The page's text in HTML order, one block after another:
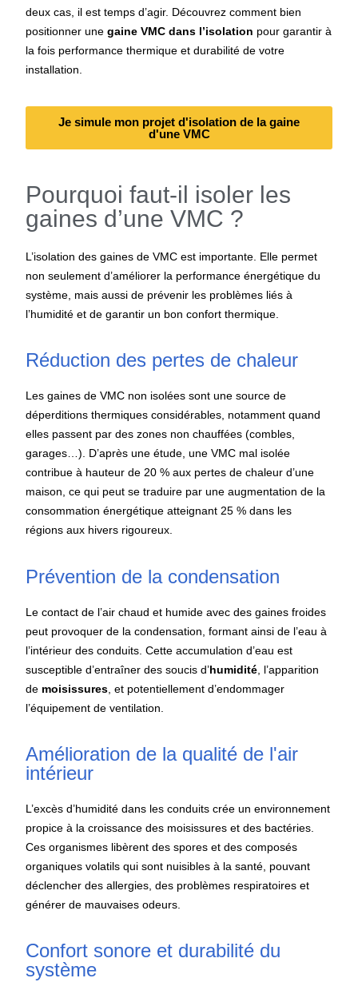
deux cas, il est temps d’agir. Découvrez comment bien
positionner unegaine VMC dans l’isolation pour garantir à
la fois performance thermique et durabilité de votre
installation.
Je simule mon projet d'isolation de la gaine
d'une VMC
Pourquoi faut-il isoler les
gaines d’une VMC ?
L’isolation des gaines de VMC est importante. Elle permet
non seulement d’améliorer la performance énergétique du
système, mais aussi de prévenir les problèmes liés à
l’humidité et de garantir un bon confort thermique.
Réduction des pertes de chaleur
Les gaines de VMC non isolées sont une source de
déperditions thermiques considérables, notamment quand
elles passent par des zones non chauffées (combles,
garages…). D’après une étude, une VMC mal isolée
contribue à hauteur de 20 % aux pertes de chaleur d’une
maison, ce qui peut se traduire par une augmentation de la
consommation énergétique atteignant 25 % dans les
régions aux hivers rigoureux.
Prévention de la condensation
Le contact de l’air chaud et humide avec des gaines froides
peut provoquer de la condensation, formant ainsi de l’eau à
l’intérieur des conduits. Cette accumulation d’eau est
susceptible d’entraîner des soucis d’humidité , l’apparition
de moisissures , et potentiellement d’endommager
l’équipement de ventilation.
Amélioration de la qualité de l'air
intérieur
L’excès d’humidité dans les conduits crée un environnement
propice à la croissance des moisissures et des bactéries.
Ces organismes libèrent des spores et des composés
organiques volatils qui sont nuisibles à la santé, pouvant
déclencher des allergies, des problèmes respiratoires et
générer de mauvaises odeurs.
Confort sonore et durabilité du
système